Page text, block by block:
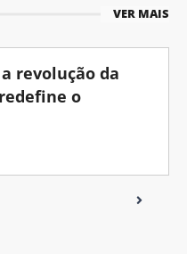
VER MAIS
revolução da
o